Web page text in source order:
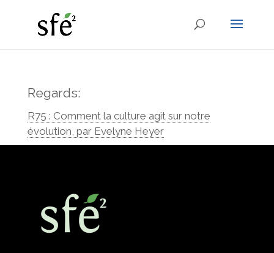
Regards:
R75 : Comment la culture agit sur notre
évolution, par Evelyne Heyer